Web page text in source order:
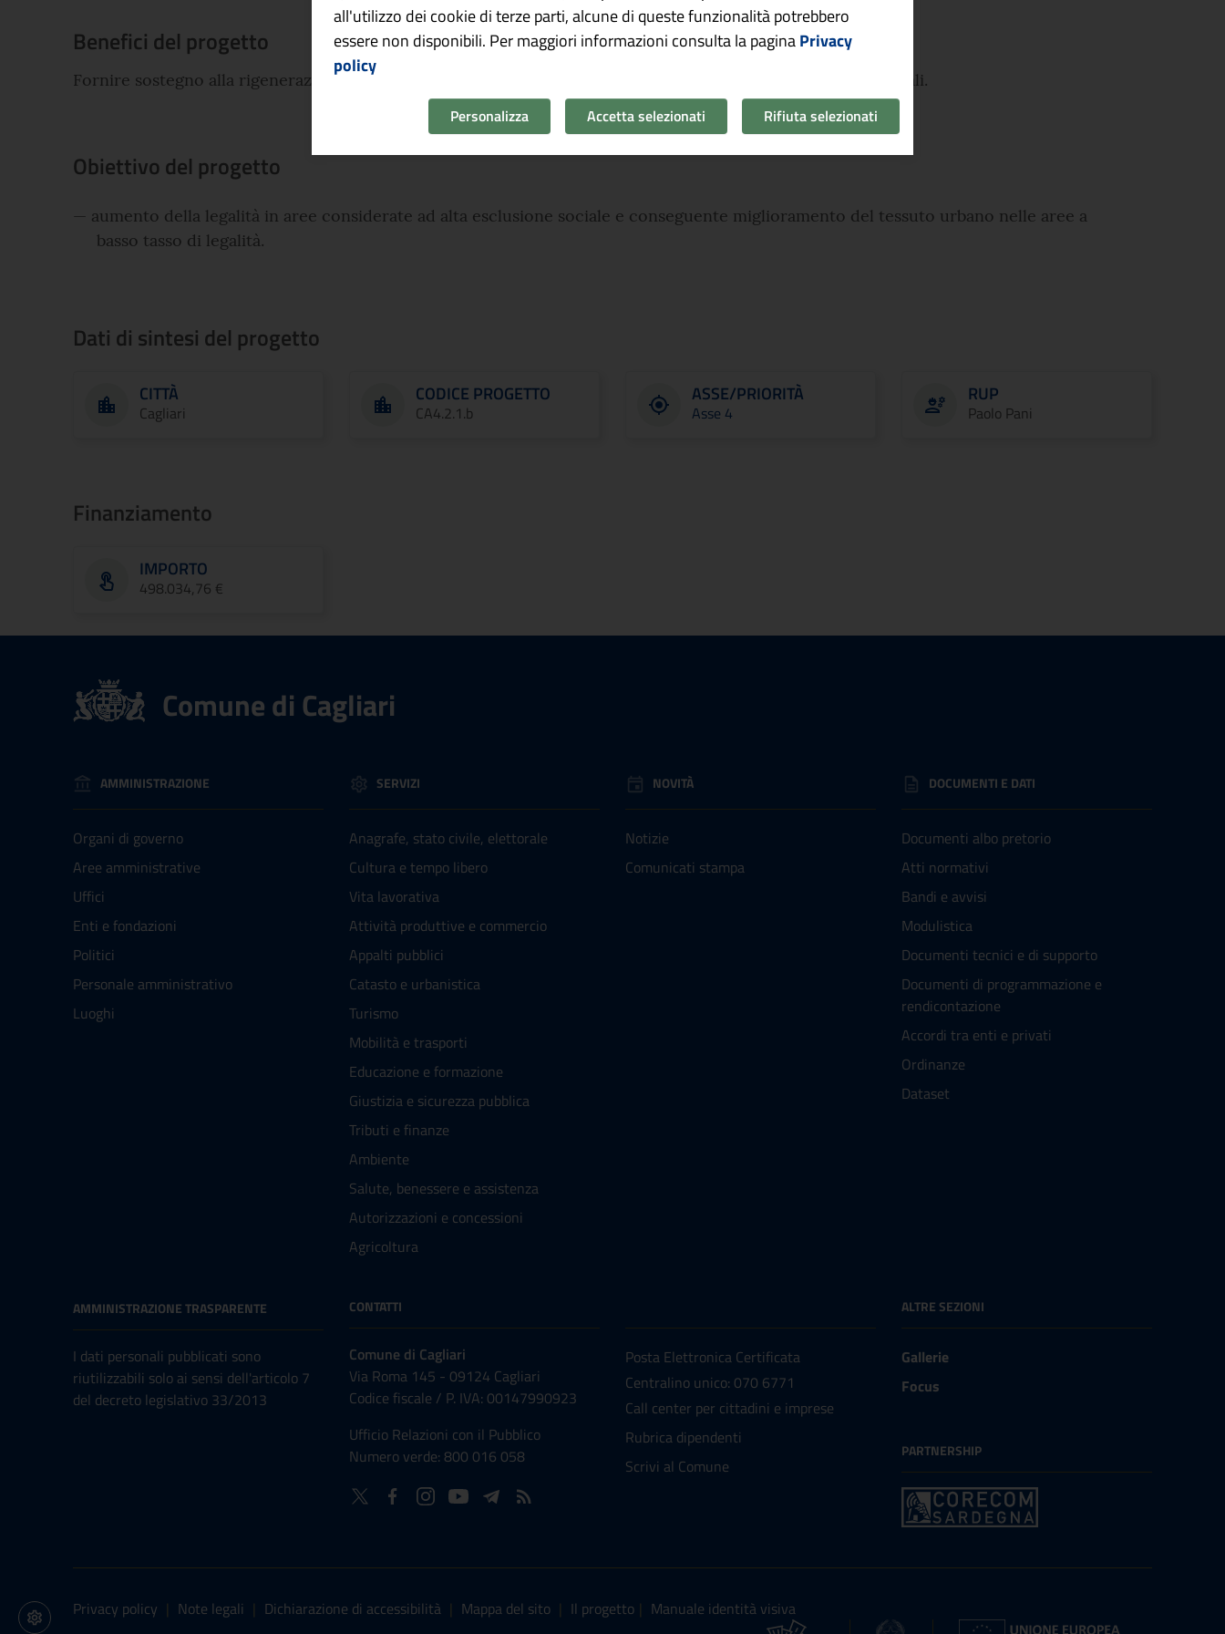
Benefici del progetto
Fornire sostegno alla rigenerazione fisica, economica e sociale delle comunità sfavorite in zone urbane e rurali.
Obiettivo del progetto
aumento della legalità in aree considerate ad alta esclusione sociale e conseguente miglioramento del tessuto urbano nelle aree a
basso tasso di legalità.
Dati di sintesi del progetto
CITTÀ
Cagliari
CODICE PROGETTO
CA4.2.1.b
ASSE/PRIORITÀ
Asse 4
RUP
Paolo Pani
Finanziamento
IMPORTO
498.034,76 €
Comune di Cagliari
AMMINISTRAZIONE
Organi di governo
Aree amministrative
Uffici
Enti e fondazioni
Politici
Personale amministrativo
Luoghi
SERVIZI
Anagrafe, stato civile, elettorale
Cultura e tempo libero
Vita lavorativa
Attività produttive e commercio
Appalti pubblici
Catasto e urbanistica
Turismo
Mobilità e trasporti
Educazione e formazione
Giustizia e sicurezza pubblica
Tributi e finanze
Ambiente
Salute, benessere e assistenza
Autorizzazioni e concessioni
Agricoltura
NOVITÀ
Notizie
Comunicati stampa
DOCUMENTI E DATI
Documenti albo pretorio
Atti normativi
Bandi e avvisi
Modulistica
Documenti tecnici e di supporto
Documenti di programmazione e
rendicontazione
Accordi tra enti e privati
Ordinanze
Dataset
AMMINISTRAZIONE TRASPARENTE
I dati personali pubblicati sono
riutilizzabili solo ai sensi dell'articolo 7
del decreto legislativo 33/2013
CONTATTI
Comune di Cagliari
Via Roma 145 - 09124 Cagliari
Codice fiscale / P. IVA: 00147990923
Ufficio Relazioni con il Pubblico
Numero verde: 800 016 058
Posta Elettronica Certificata
Centralino unico: 070 6771
Call center per cittadini e imprese
Rubrica dipendenti
Scrivi al Comune
ALTRE SEZIONI
Gallerie
Focus
PARTNERSHIP
Sezione Link Utili
Privacy policy | Note legali | Dichiarazione di accessibilità | Mappa del sito | Il progetto | Manuale identità visiva
Impostazioni cookie
all'utilizzo dei cookie di terze parti, alcune di queste funzionalità potrebbero
essere non disponibili. Per maggiori informazioni consulta la paginaPrivacy
policy
Personalizza Accetta selezionati Rifiuta selezionati